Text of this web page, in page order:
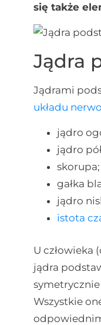
się także
Jądra
Jądrami
układu
jądro
jądro
skorupa;
gałka
jądro
istota
U człowieka
jądra
Wszystkie